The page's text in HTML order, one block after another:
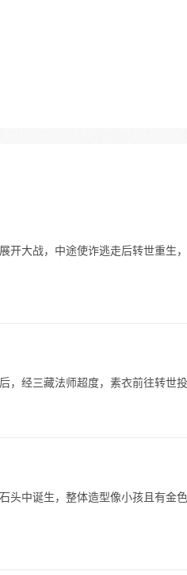
开大战，中途使诈逃走后转世重生
经三藏法师超度，素衣前往转世投
头中诞生，整体造型像小孩且有金